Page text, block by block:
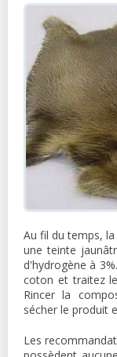
Au fil du temps,
une teinte
d'hydrogène à
coton et traitez
Rincer la
sécher le produit
Les